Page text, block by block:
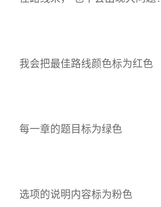
我会把最佳路线颜色标为红色
每一章的题目标为绿色
选项的说明内容标为粉色